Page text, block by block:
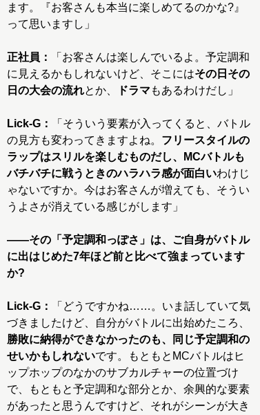
ます。『お客さんも本当に楽しめてるのかな?』
って思いますし」
正社員：
「お客さんは楽しんでいるよ。予定調和
に見えるかもしれないけど、そこにはその日その
日の大会の流れとか、 ドラマ もあるわけだし」
Lick-G：
「そういう要素が入ってくると、バトル
の見方も変わってきますよね。 フリースタイルの
ラップはスリルを楽しむものだし、MCバトルも
バチバチに戦うときのハラハラ感が面白いわけじ
ゃないですか。今はお客さんが増えても、そうい
うよさが消えている感じがします」
――その「予定調和っぽさ」は、ご自身がバトル
に出はじめた7年ほど前と比べて強まっています
か?
Lick-G：
「どうですかね……。いま話していて気
づきましたけど、自分がバトルに出始めたころ、
勝敗に納得ができなかったのも、同じ予定調和の
せいかもしれないです。もともとMCバトルはヒ
ップホップのなかのサブカルチャーの位置づけ
で、もともと予定調和な部分とか、余興的な要素
があったと思うんですけど、それがシーンが大き